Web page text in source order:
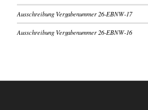
Ausschreibung Vergabenummer 26-EBNW-17
Ausschreibung Vergabenummer 26-EBNW-16